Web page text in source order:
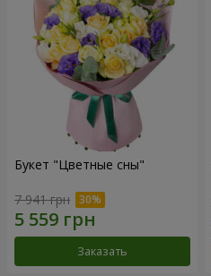
Букет "Цветные сны"
7 941 грн
Заказать